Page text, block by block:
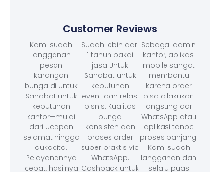
Customer Reviews
Kami sudah
langganan
pesan
karangan
bunga di Untuk
Sahabat untuk
kebutuhan
kantor—mulai
dari ucapan
selamat hingga
dukacita.
Pelayanannya
cepat, hasilnya
Sudah lebih dari
1 tahun pakai
jasa Untuk
Sahabat untuk
kebutuhan
event dan relasi
bisnis. Kualitas
bunga
konsisten dan
proses order
super praktis via
WhatsApp.
Cashback untuk
Sebagai admin
kantor, aplikasi
mobile sangat
membantu
karena order
bisa dilakukan
langsung dari
WhatsApp atau
aplikasi tanpa
proses panjang.
Kami sudah
langganan dan
selalu puas